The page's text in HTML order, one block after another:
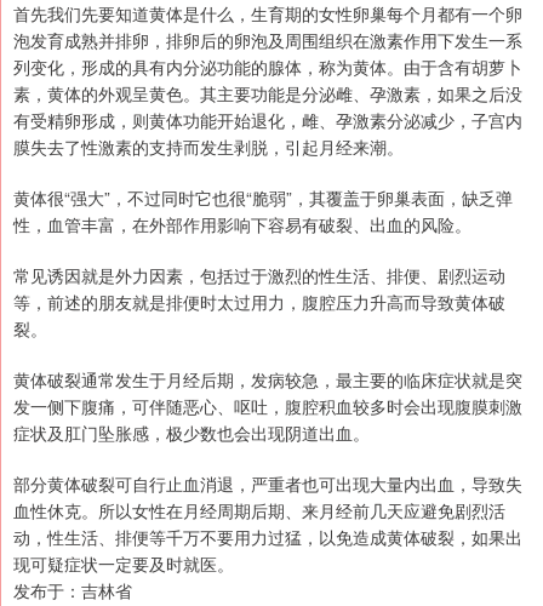
首先我们先要知道黄体是什么，生育期的女性卵巢每个月都有一个卵
泡发育成熟并排卵，排卵后的卵泡及周围组织在激素作用下发生一系
列变化，形成的具有内分泌功能的腺体，称为黄体。由于含有胡萝卜
素，黄体的外观呈黄色。其主要功能是分泌雌、孕激素，如果之后没
有受精卵形成，则黄体功能开始退化，雌、孕激素分泌减少，子宫内
膜失去了性激素的支持而发生剥脱，引起月经来潮。
黄体很“强大”，不过同时它也很“脆弱”，其覆盖于卵巢表面，缺乏弹
性，血管丰富，在外部作用影响下容易有破裂、出血的风险。
常见诱因就是外力因素，包括过于激烈的性生活、排便、剧烈运动
等，前述的朋友就是排便时太过用力，腹腔压力升高而导致黄体破
裂。
黄体破裂通常发生于月经后期，发病较急，最主要的临床症状就是突
发一侧下腹痛，可伴随恶心、呕吐，腹腔积血较多时会出现腹膜刺激
症状及肛门坠胀感，极少数也会出现阴道出血。
部分黄体破裂可自行止血消退，严重者也可出现大量内出血，导致失
血性休克。所以女性在月经周期后期、来月经前几天应避免剧烈活
动，性生活、排便等千万不要用力过猛，以免造成黄体破裂，如果出
现可疑症状一定要及时就医。
发布于：吉林省